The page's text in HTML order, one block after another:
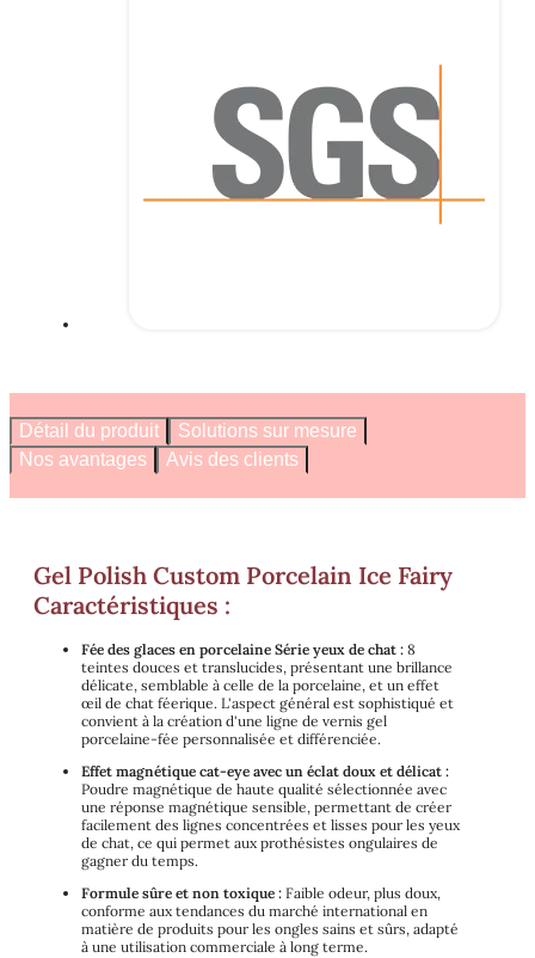
Détail du produit
Solutions sur mesure
Nos avantages
Avis des clients
Gel Polish Custom Porcelain Ice Fairy
Caractéristiques :
Fée des glaces en porcelaine Série yeux de chat : 8
teintes douces et translucides, présentant une brillance
délicate, semblable à celle de la porcelaine, et un effet
œil de chat féerique. L'aspect général est sophistiqué et
convient à la création d'une ligne de vernis gel
porcelaine-fée personnalisée et différenciée.
Effet magnétique cat-eye avec un éclat doux et délicat :
Poudre magnétique de haute qualité sélectionnée avec
une réponse magnétique sensible, permettant de créer
facilement des lignes concentrées et lisses pour les yeux
de chat, ce qui permet aux prothésistes ongulaires de
gagner du temps.
Formule sûre et non toxique : Faible odeur, plus doux,
conforme aux tendances du marché international en
matière de produits pour les ongles sains et sûrs, adapté
à une utilisation commerciale à long terme.